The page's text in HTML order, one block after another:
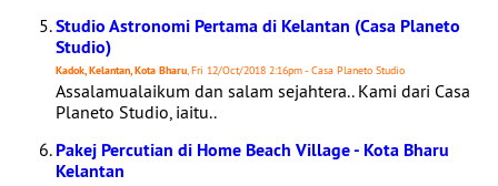
Studio Astronomi Pertama di Kelantan (Casa Planeto
Studio)
Kadok, Kelantan, Kota Bharu, Fri 12/Oct/2018 2:16pm - Casa Planeto Studio
Assalamualaikum dan salam sejahtera.. Kami dari Casa
Planeto Studio, iaitu..
Pakej Percutian di Home Beach Village - Kota Bharu
Kelantan